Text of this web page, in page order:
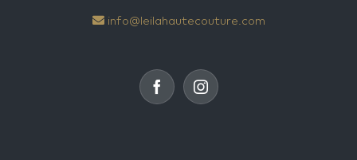
info@leilahautecouture.com